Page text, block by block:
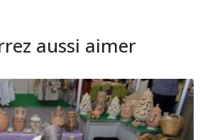
aussi aimer